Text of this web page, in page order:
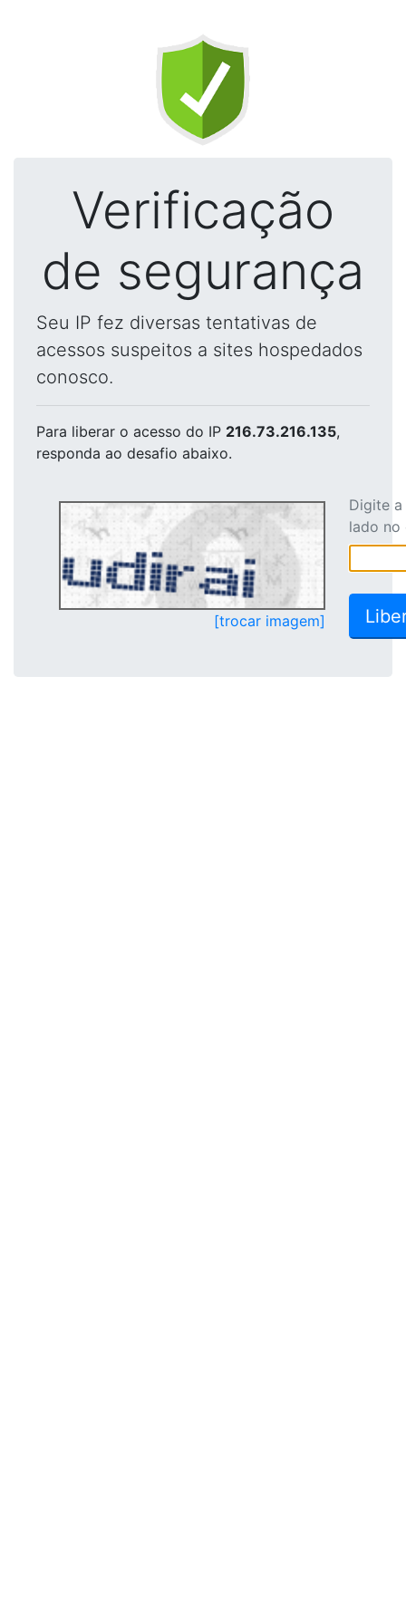
Verificação
de segurança
Seu IP fez diversas tentativas de
acessos suspeitos a sites hospedados
conosco.
Para liberar o acesso do IP 216.73.216.135,
responda ao desafio abaixo.
[trocar imagem]
Digite
lado no